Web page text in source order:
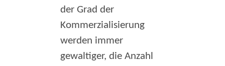
der Grad der
Kommerzialisierung
werden immer
gewaltiger, die Anzahl